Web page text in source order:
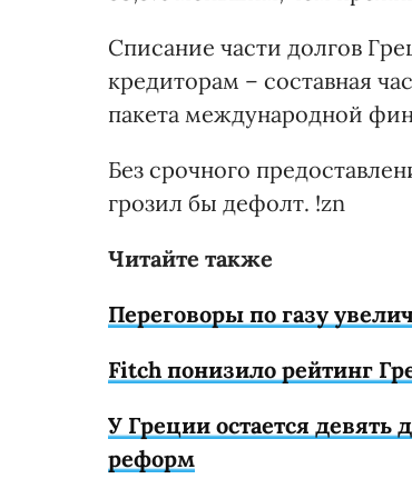
Списание части долгов
кредиторам – составная
пакета международной
Без срочного
грозил бы дефолт. !zn
Читайте также
Переговоры по газу
Fitch понизило рейтинг
У Греции остается
реформ